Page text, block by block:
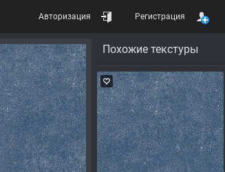
Похожие текстуры
Авторизация Регистрация